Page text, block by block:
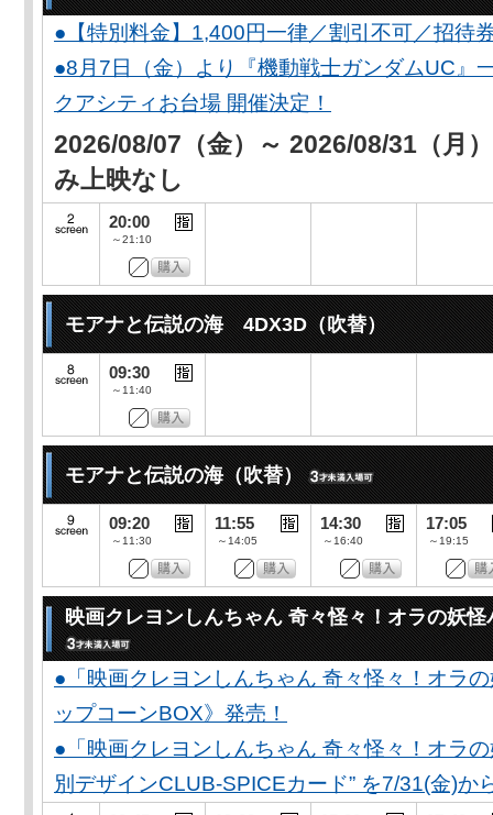
●【特別料金】1,400円一律／割引不可／招待
●8月7日（金）より『機動戦士ガンダムUC』
クアシティお台場 開催決定！
2026/08/07（金）～ 2026/08/31（月
み上映なし
20:00
～21:10
モアナと伝説の海 4DX3D（吹替）
09:30
～11:40
モアナと伝説の海（吹替）
09:20
～11:30
11:55
～14:05
14:30
～16:40
17:05
～19:15
映画クレヨンしんちゃん 奇々怪々！オラの妖怪
●「映画クレヨンしんちゃん 奇々怪々！オラ
ップコーンBOX》発売！
●「映画クレヨンしんちゃん 奇々怪々！オラ
別デザインCLUB-SPICEカード” を7/31(金)か